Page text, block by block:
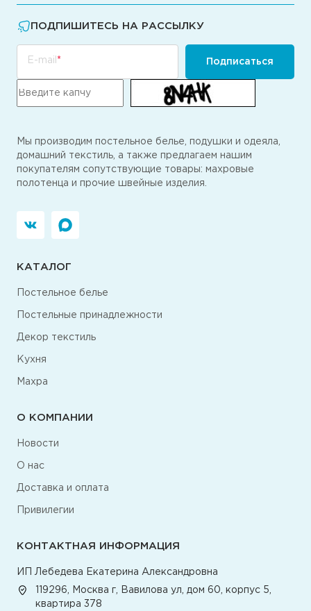
ПОДПИШИТЕСЬ НА РАССЫЛКУ
E-mail Подписаться
Мы производим постельное белье, подушки и одеяла,
домашний текстиль, а также предлагаем нашим
покупателям сопутствующие товары: махровые
полотенца и прочие швейные изделия.
КАТАЛОГ
Постельное белье
Постельные принадлежности
Декор текстиль
Кухня
Махра
О КОМПАНИИ
Новости
О нас
Доставка и оплата
Привилегии
КОНТАКТНАЯ ИНФОРМАЦИЯ
ИП Лебедева Екатерина Александровна
119296, Москва г, Вавилова ул, дом 60, корпус 5,
квартира 378